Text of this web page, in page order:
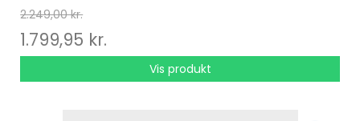
2.249,00 kr.
1.799,95 kr.
Vis produkt